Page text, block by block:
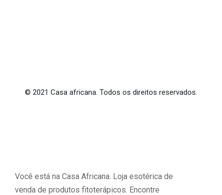
© 2021 Casa africana. Todos os direitos reservados.
Você está na Casa Africana. Loja esotérica de
venda de produtos fitoterápicos. Encontre